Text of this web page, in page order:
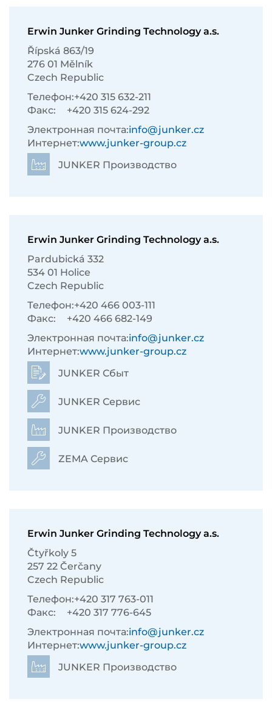
Erwin Junker Grinding Technology a.s.
Řípská 863/19
276 01 Mělník
Czech Republic
Телефон:+420 315 632-211
Факс:
+420 315 624-292
Электронная почта:info@junker.cz
Интернет:www.junker-group.cz
JUNKER Производство
Erwin Junker Grinding Technology a.s.
Pardubická 332
534 01 Holice
Czech Republic
Телефон:+420 466 003-111
Факс:
+420 466 682-149
Электронная почта:info@junker.cz
Интернет:www.junker-group.cz
JUNKER Сбыт
JUNKER Сервис
JUNKER Производство
ZEMA Сервис
Erwin Junker Grinding Technology a.s.
Čtyřkoly 5
257 22 Čerčany
Czech Republic
Телефон:+420 317 763-011
Факс:
+420 317 776-645
Электронная почта:info@junker.cz
Интернет:www.junker-group.cz
JUNKER Производство